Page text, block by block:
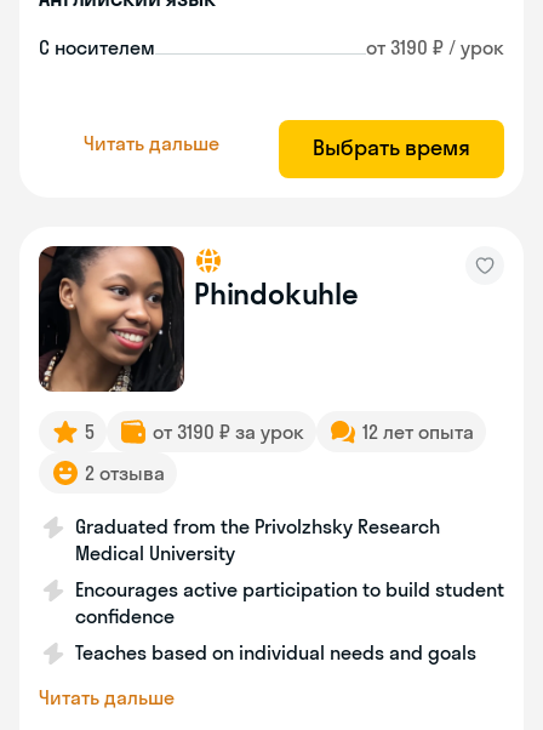
С носителем от 3190 ₽ / урок
Читать дальше Выбрать время
Phindokuhle
5 от 3190 ₽ за урок
12 лет опыта
2 отзыва
Graduated from the Privolzhsky Research
Medical University
Encourages active participation to build student
confidence
Teaches based on individual needs and goals
Читать дальше